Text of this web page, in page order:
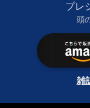
プレ
頭
雑